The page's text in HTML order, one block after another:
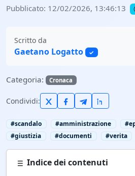
Pubblicato: 12/02/2026, 13:46:13
Scritto da
Gaetano Logatto ✓
Categoria: Cronaca
Condividi:
#scandalo #amministrazione
#giustizia
#documenti #verita
Indice dei contenuti